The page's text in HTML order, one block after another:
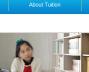
About Tuition